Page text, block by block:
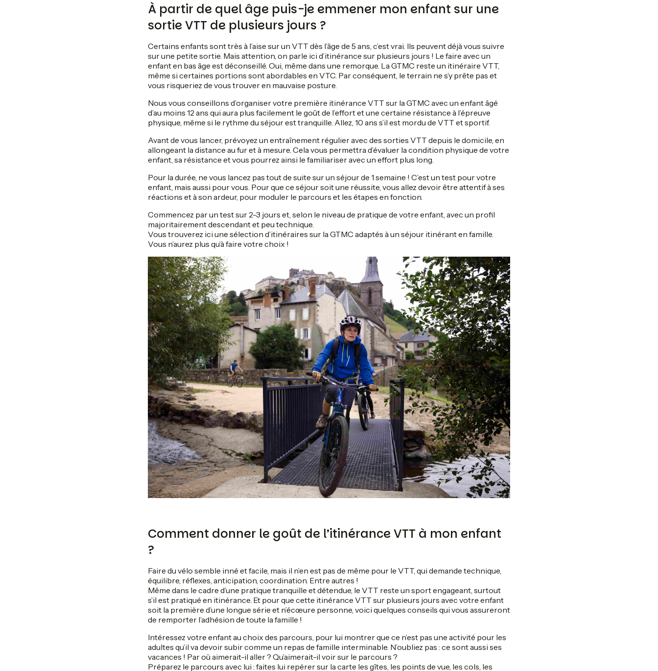
À partir de quel âge puis-je emmener mon enfant sur une
sortie VTT de plusieurs jours ?
Certains enfants sont très à l’aise sur un VTT dès l’âge de 5 ans, c’est vrai. Ils peuvent déjà vous suivre
sur une petite sortie. Mais attention, on parle ici d’itinérance sur plusieurs jours ! Le faire avec un
enfant en bas âge est déconseillé. Oui, même dans une remorque. La GTMC reste un itinéraire VTT,
même si certaines portions sont abordables en VTC. Par conséquent, le terrain ne s’y prête pas et
vous risqueriez de vous trouver en mauvaise posture.
Nous vous conseillons d’organiser votre première itinérance VTT sur la GTMC avec un enfant âgé
d’au moins 12 ans qui aura plus facilement le goût de l’effort et une certaine résistance à l’épreuve
physique, même si le rythme du séjour est tranquille. Allez, 10 ans s’il est mordu de VTT et sportif.
Avant de vous lancer, prévoyez un entraînement régulier avec des sorties VTT depuis le domicile, en
allongeant la distance au fur et à mesure. Cela vous permettra d’évaluer la condition physique de votre
enfant, sa résistance et vous pourrez ainsi le familiariser avec un effort plus long.
Pour la durée, ne vous lancez pas tout de suite sur un séjour de 1 semaine ! C’est un test pour votre
enfant, mais aussi pour vous. Pour que ce séjour soit une réussite, vous allez devoir être attentif à ses
réactions et à son ardeur, pour moduler le parcours et les étapes en fonction.
Commencez par un test sur 2-3 jours et, selon le niveau de pratique de votre enfant, avec un profil
majoritairement descendant et peu technique.
Vous trouverez ici une sélection d’itinéraires sur la GTMC adaptés à un séjour itinérant en famille.
Vous n’aurez plus qu’à faire votre choix !
Comment donner le goût de l’itinérance VTT à mon enfant
?
Faire du vélo semble inné et facile, mais il n’en est pas de même pour le VTT, qui demande technique,
équilibre, réflexes, anticipation, coordination. Entre autres !
Même dans le cadre d’une pratique tranquille et détendue, le VTT reste un sport engageant, surtout
s’il est pratiqué en itinérance. Et pour que cette itinérance VTT sur plusieurs jours avec votre enfant
soit la première d’une longue série et n’écœure personne, voici quelques conseils qui vous assureront
de remporter l’adhésion de toute la famille !
Intéressez votre enfant au choix des parcours, pour lui montrer que ce n’est pas une activité pour les
adultes qu’il va devoir subir comme un repas de famille interminable. N’oubliez pas : ce sont aussi ses
vacances ! Par où aimerait-il aller ? Qu’aimerait-il voir sur le parcours ?
Préparez le parcours avec lui : faites lui repérer sur la carte les gîtes, les points de vue, les cols, les